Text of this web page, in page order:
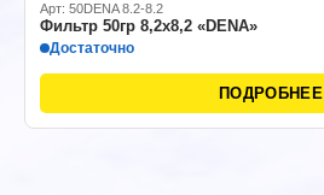
Арт: 50DENA 8.2-8.2
Фильтр 50гр 8,2х8,2 «DENA»
Достаточно
ПОДРОБНЕЕ